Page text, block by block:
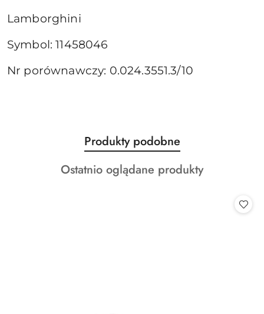
Lamborghini
Symbol: 11458046
Nr porównawczy: 0.024.3551.3/10
Pomiń karuzelę produktów
Produkty
o
statusie:
Produkty podobne
Produkty
Ostatnio oglądane produkty